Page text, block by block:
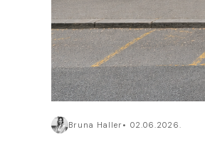
Bruna Haller 02.06.2026.